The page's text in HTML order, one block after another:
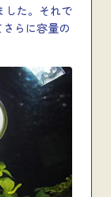
した。それで
らに容量の